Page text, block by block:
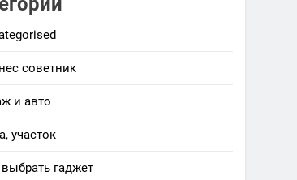
советник
и авто
участок
гаджет